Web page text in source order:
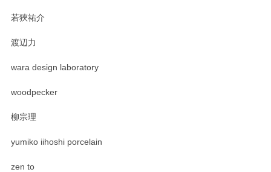
若狹祐介
渡辺力
wara design laboratory
woodpecker
柳宗理
yumiko iihoshi porcelain
zen to